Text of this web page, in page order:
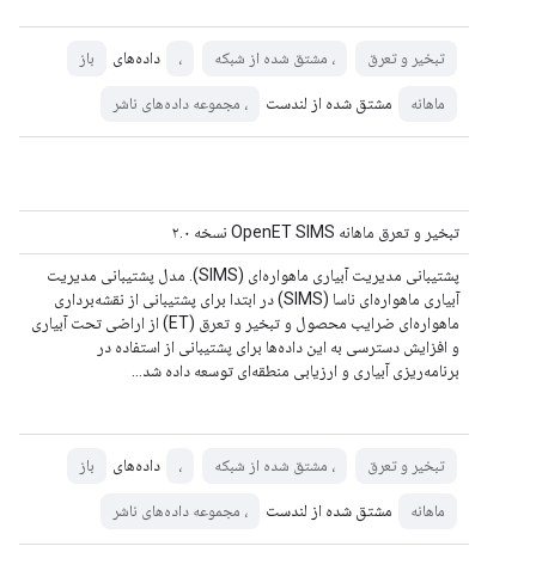
تبخیر و تعرق ، مشتق شده از شبکه ، داده‌های باز
ماهانه مشتق شده از لندست ، مجموعه داده‌های ناشر
تبخیر و تعرق ماهانه OpenET SIMS نسخه ۲.۰
پشتیبانی مدیریت آبیاری ماهواره‌ای (SIMS). مدل پشتیبانی مدیریت
آبیاری ماهواره‌ای ناسا (SIMS) در ابتدا برای پشتیبانی از نقشه‌برداری
ماهواره‌ای ضرایب محصول و تبخیر و تعرق (ET) از اراضی تحت آبیاری
و افزایش دسترسی به این داده‌ها برای پشتیبانی از استفاده در
برنامه‌ریزی آبیاری و ارزیابی منطقه‌ای توسعه داده شد…
تبخیر و تعرق ، مشتق شده از شبکه ، داده‌های باز
ماهانه مشتق شده از لندست ، مجموعه داده‌های ناشر